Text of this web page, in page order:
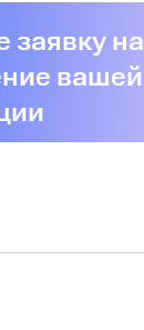
заявку на
вашей